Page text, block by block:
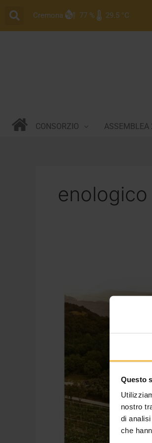
Questo
nostro
di
che
contenuto
Cremona 77 % 29.5 °C
CONSORZIO ASSEMBLEA
enologico
“Lucciole”
Consorzio
Agrario
Cremona
conquista